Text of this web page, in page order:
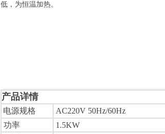
低，为恒温加热。
产品详情
电源规格
AC220V 50Hz/60Hz
功率
1.5KW